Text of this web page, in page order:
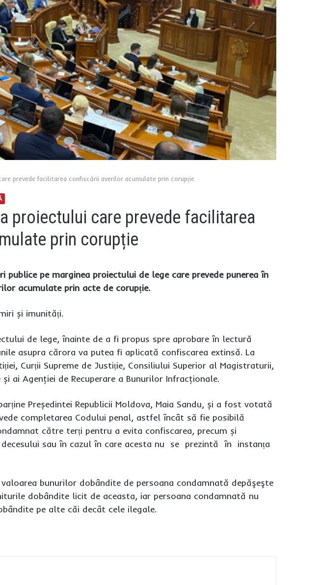
prevede facilitarea confiscării averilor acumulate prin corupție
proiectului care prevede facilitarea
prin corupție
pe marginea proiectului de lege care prevede punerea în
acumulate prin acte de corupție.
și imunități.
de lege, înainte de a fi propus spre aprobare în lectură
asupra cărora va putea fi aplicată confiscarea extinsă. La
Curții Supreme de Justiție, Consiliului Superior al Magistraturii,
ai Agenţiei de Recuperare a Bunurilor Infracţionale.
Președintei Republicii Moldova, Maia Sandu, și a fost votată
completarea Codului penal, astfel încât să fie posibilă
către terți pentru a evita confiscarea, precum și
sau în cazul în care acesta nu se prezintă în instanța
bunurilor dobândite de persoana condamnată depăşeşte
dobândite licit de aceasta, iar persoana condamnată nu
pe alte căi decât cele ilegale.